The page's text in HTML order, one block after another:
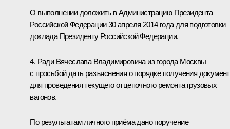
О выполнении доложить в Администрацию Президента
Российской Федерации 30 апреля 2014 года для подготовки
доклада Президенту Российской Федерации.
4. Ради Вячеслава Владимировича из города Москвы
с просьбой дать разъяснения о порядке получения
для проведения текущего отцепочного ремонта грузовых
вагонов.
По результатам личного приёма дано поручение